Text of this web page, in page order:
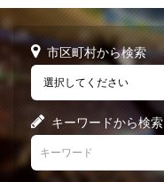
市区町村から検索
キーワードから検索